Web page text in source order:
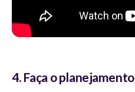
4. Faça o